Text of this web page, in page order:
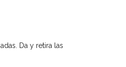
Da y retira las